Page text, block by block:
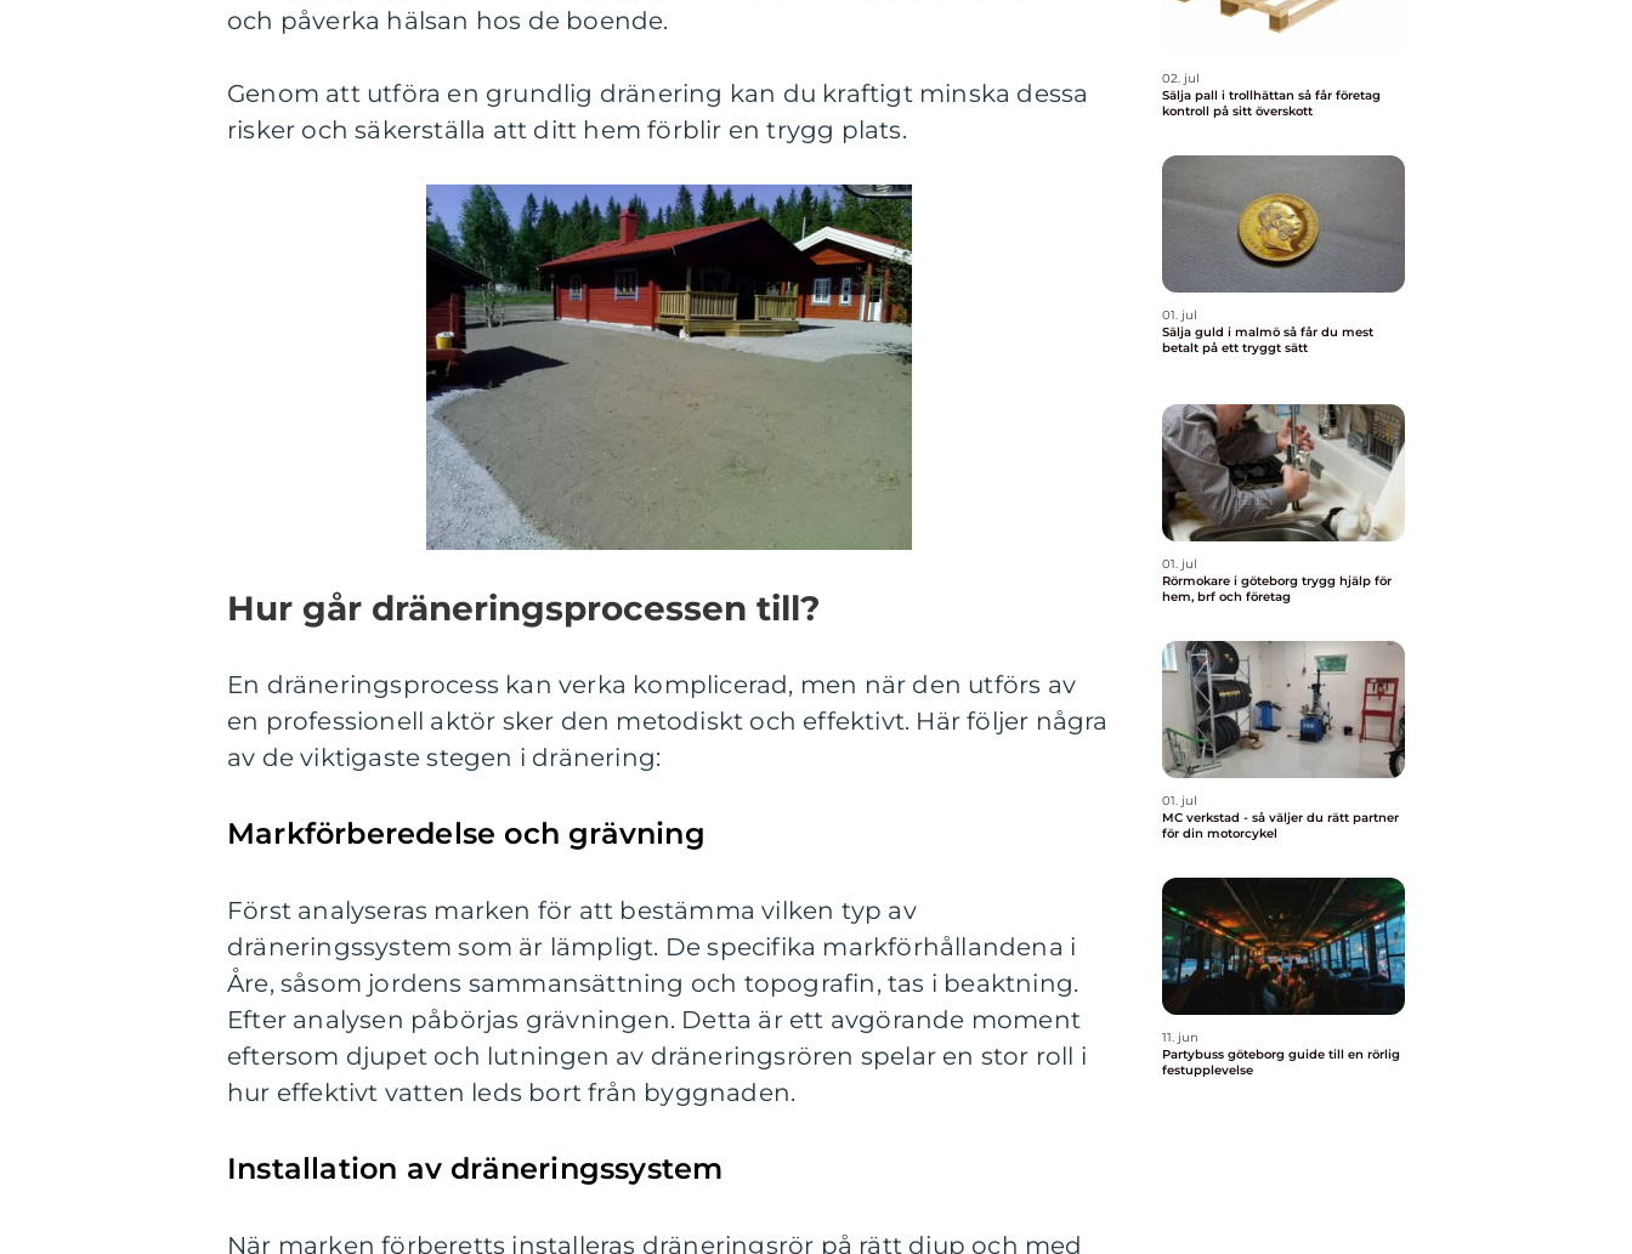
och påverka hälsan hos de boende.
Genom att utföra en grundlig dränering kan du kraftigt minska dessa
risker och säkerställa att ditt hem förblir en trygg plats.
Hur går dräneringsprocessen till?
En dräneringsprocess kan verka komplicerad, men när den utförs av
en professionell aktör sker den metodiskt och effektivt. Här följer några
av de viktigaste stegen i dränering:
Markförberedelse och grävning
Först analyseras marken för att bestämma vilken typ av
dräneringssystem som är lämpligt. De specifika markförhållandena i
Åre, såsom jordens sammansättning och topografin, tas i beaktning.
Efter analysen påbörjas grävningen. Detta är ett avgörande moment
eftersom djupet och lutningen av dräneringsrören spelar en stor roll i
hur effektivt vatten leds bort från byggnaden.
Installation av dräneringssystem
När marken förberetts installeras dräneringsrör på rätt djup och med
02. jul
Sälja pall i trollhättan så får företag
kontroll på sitt överskott
01. jul
Sälja guld i malmö så får du mest
betalt på ett tryggt sätt
01. jul
Rörmokare i göteborg trygg hjälp för
hem, brf och företag
01. jul
MC verkstad - så väljer du rätt partner
för din motorcykel
11. jun
Partybuss göteborg guide till en rörlig
festupplevelse